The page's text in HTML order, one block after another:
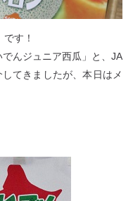
す！
んジュニア西瓜」と、JA
てきましたが、本日はメ